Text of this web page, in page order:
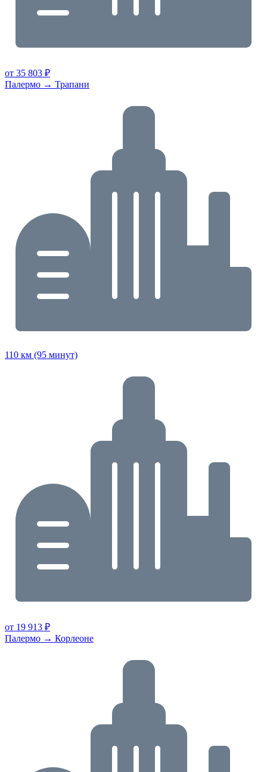
от 35 803 ₽
Палермо → Трапани
110 км (95 минут)
от 19 913 ₽
Палермо → Корлеоне